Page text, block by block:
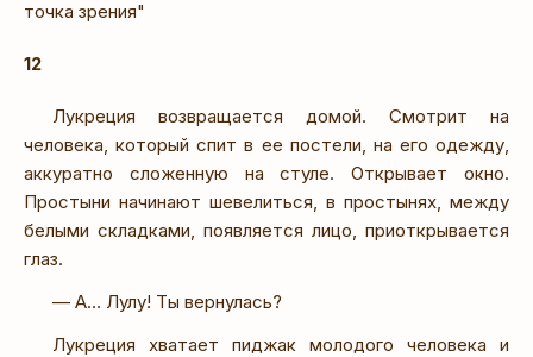
точка зрения"
12
Лукреция возвращается домой. Смотрит на
человека, который спит в ее постели, на его одежду,
аккуратно сложенную на стуле. Открывает окно.
Простыни начинают шевелиться, в простынях, между
белыми складками, появляется лицо, приоткрывается
глаз.
— А… Лулу! Ты вернулась?
Лукреция хватает пиджак молодого человека и